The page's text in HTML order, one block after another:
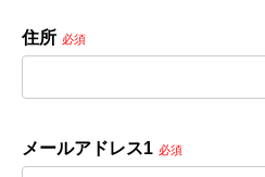
住所 必須
メールアドレス1 必須